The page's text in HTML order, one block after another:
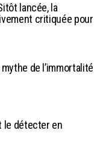
lancée, la
critiquée pour
de l’immortalité
le détecter en